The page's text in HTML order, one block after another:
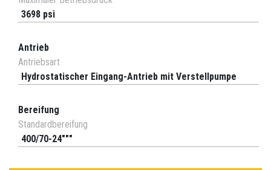
3698 psi
Antrieb
Antriebsart
Hydrostatischer Eingang-Antrieb mit Verstellpumpe
Bereifung
Standardbereifung
400/70-24"""